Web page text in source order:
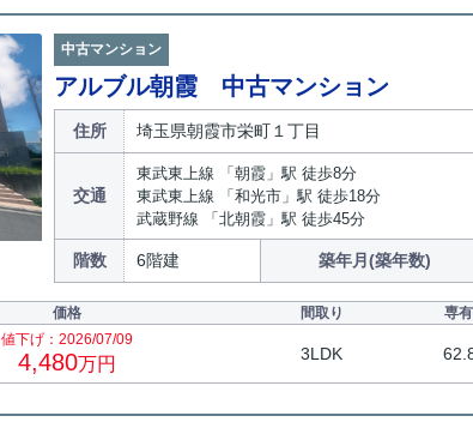
中古マンション
アルブル朝霞 中古マンション
住所 埼玉県朝霞市栄町１丁目
交通
東武東上線 「朝霞」駅 徒歩8分
東武東上線 「和光市」駅 徒歩18分
武蔵野線 「北朝霞」駅 徒歩45分
階数 6階建 築年月(築年数)
価格 間取り 専
値下げ：2026/07/09
4,480万円 3LDK